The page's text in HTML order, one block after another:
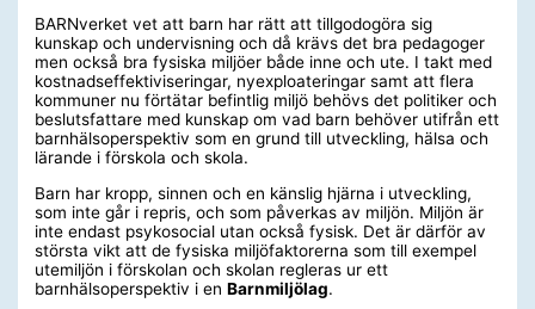
BARNverket vet att barn har rätt att tillgodogöra sig
kunskap och undervisning och då krävs det bra pedagoger
men också bra fysiska miljöer både inne och ute. I takt med
kostnadseffektiviseringar, nyexploateringar samt att flera
kommuner nu förtätar befintlig miljö behövs det politiker och
beslutsfattare med kunskap om vad barn behöver utifrån ett
barnhälsoperspektiv som en grund till utveckling, hälsa och
lärande i förskola och skola.
Barn har kropp, sinnen och en känslig hjärna i utveckling,
som inte går i repris, och som påverkas av miljön. Miljön är
inte endast psykosocial utan också fysisk. Det är därför av
största vikt att de fysiska miljöfaktorerna som till exempel
utemiljön i förskolan och skolan regleras ur ett
barnhälsoperspektiv i enBarnmiljölag.